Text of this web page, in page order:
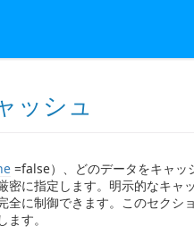
ッシュ
=false）、どのデータをキャッ
に指定します。明示的なキャッ
全に制御できます。このセクシ
す。